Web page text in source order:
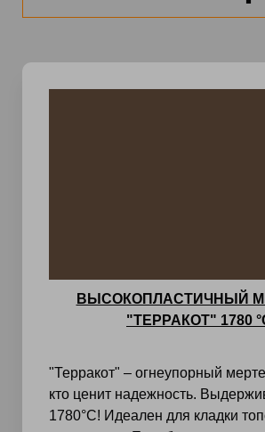
ВЫСОКОПЛАСТИЧНЫЙ
"ТЕРРАКОТ" 1780
"Терракот" – огнеупорный
кто ценит надежность.
1780°С! Идеален для кладки